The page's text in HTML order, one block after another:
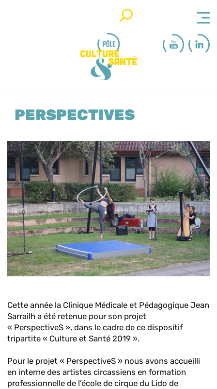
PERSPECTIVES
Cette année la Clinique Médicale et Pédagogique Jean
Sarrailh a été retenue pour son projet
« PerspectiveS », dans le cadre de ce dispositif
tripartite « Culture et Santé 2019 ».
Pour le projet « PerspectiveS » nous avons accueilli
en interne des artistes circassiens en formation
professionnelle de l’école de cirque du Lido de